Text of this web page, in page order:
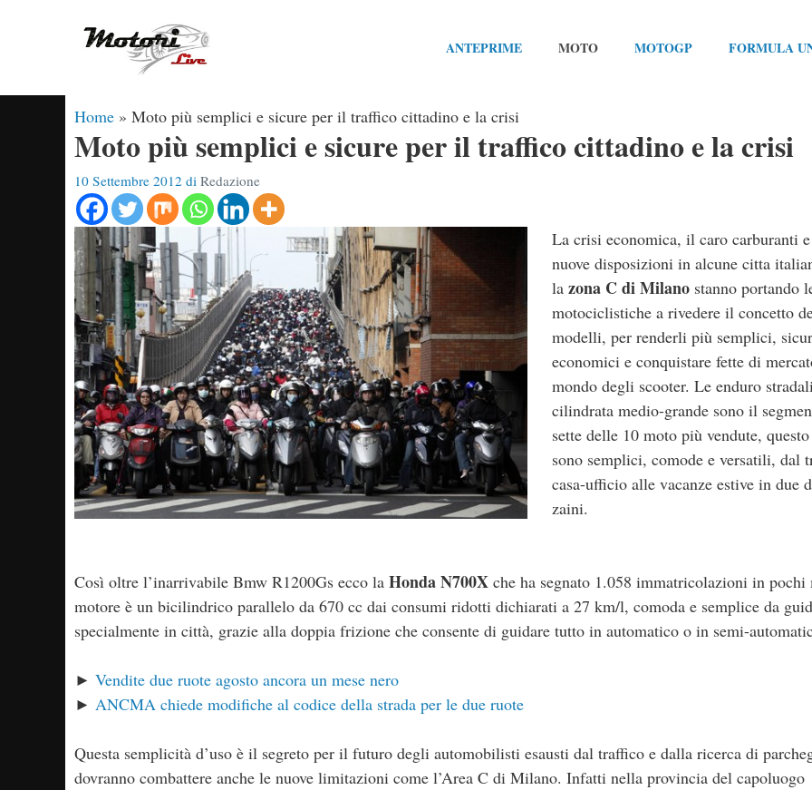
ANTEPRIME MOTO MOTOGP FORMULA
Home » Moto più semplici e sicure per il traffico cittadino e la crisi
Moto più semplici e sicure per il traffico cittadino e la crisi
10 Settembre 2012 di Redazione
La crisi economica, il caro carburanti
nuove disposizioni in alcune citta
la zona C di Milano stanno portando
motociclistiche a rivedere il concetto
modelli, per renderli più semplici,
economici e conquistare fette di
mondo degli scooter. Le enduro
cilindrata medio-grande sono il
sette delle 10 moto più vendute,
sono semplici, comode e versatili, dal
casa-ufficio alle vacanze estive in due
zaini.
Così oltre l’inarrivabile Bmw R1200Gs ecco la Honda N700X che ha segnato 1.058 immatricolazioni in
motore è un bicilindrico parallelo da 670 cc dai consumi ridotti dichiarati a 27 km/l, comoda e semplice da
specialmente in città, grazie alla doppia frizione che consente di guidare tutto in automatico o in semi-
► Vendite due ruote agosto ancora un mese nero
► ANCMA chiede modifiche al codice della strada per le due ruote
Questa semplicità d’uso è il segreto per il futuro degli automobilisti esausti dal traffico e dalla ricerca di
dovranno combattere anche le nuove limitazioni come l’Area C di Milano. Infatti nella provincia del capoluogo